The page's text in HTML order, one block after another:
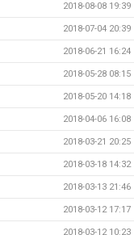
2018-08-08 19:39
2018-07-04 20:39
2018-06-21 16:24
2018-05-28 08:15
2018-05-20 14:18
2018-04-06 16:08
2018-03-21 20:25
2018-03-18 14:32
2018-03-13 21:46
2018-03-12 17:17
2018-03-12 10:23